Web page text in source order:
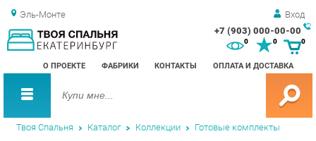
Эль-Монте Вход
+7 (903) 000-00-00
О ПРОЕКТЕ ФАБРИКИ КОНТАКТЫ ОПЛАТА И ДОСТАВКА
0 0
Твоя Спальня Каталог Коллекции Готовые комплекты